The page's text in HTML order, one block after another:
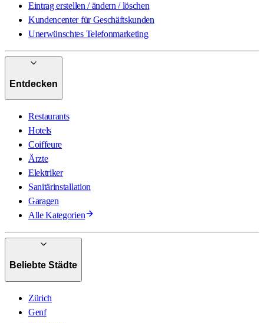
Eintrag erstellen / ändern / löschen
Kundencenter für Geschäftskunden
Unerwünschtes Telefonmarketing
Entdecken
Restaurants
Hotels
Coiffeure
Ärzte
Elektriker
Sanitärinstallation
Garagen
Alle Kategorien
Beliebte Städte
Zürich
Genf